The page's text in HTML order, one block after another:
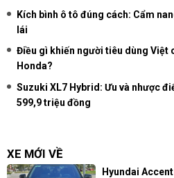
Kích bình ô tô đúng cách: Cẩm
lái
Điều gì khiến người tiêu dùng Việt
Honda?
Suzuki XL7 Hybrid: Ưu và nhược
599,9 triệu đồng
XE MỚI VỀ
Hyundai